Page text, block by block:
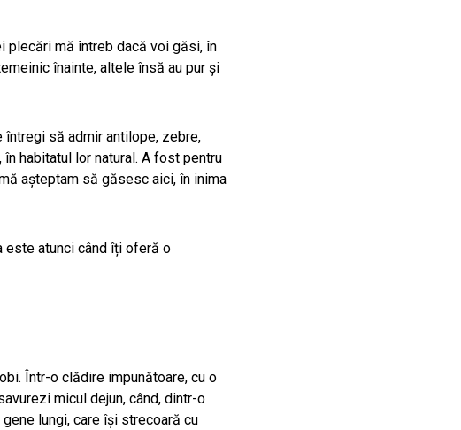
plecări mă întreb dacă voi găsi, în
înainte, altele însă au pur și
să admir antilope, zebre,
habitatul lor natural. A fost pentru
așteptam să găsesc aici, în inima
este atunci când îți oferă o
Într-o clădire impunătoare, cu o
micul dejun, când, dintr-o
lungi, care își strecoară cu